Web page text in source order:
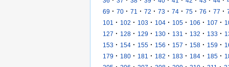
69 · 70 · 71 · 72 · 73 · 74 · 75 · 76 · 77 ·
101
· 102 · 103 · 104 · 105 · 106 · 107 ·
127 · 128 · 129 · 130 · 131 · 132 · 133 ·
153 · 154 · 155 · 156 · 157 · 158 · 159 ·
179 · 180 · 181 · 182 · 183 · 184 · 185 ·